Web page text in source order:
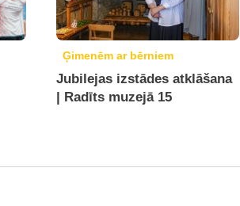
Ģimenēm ar bērniem
Jubilejas izstādes atklāšana
| Radīts muzejā 15